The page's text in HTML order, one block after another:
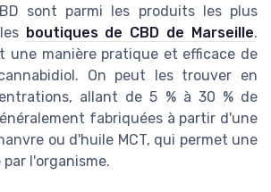
sont parmi les produits les plus
boutiques de CBD de Marseille.
une manière pratique et efficace de
On peut les trouver en
allant de 5 % à 30 % de
fabriquées à partir d'une
ou d'huile MCT, qui permet une
l'organisme.